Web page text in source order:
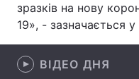
Лонгріди
зразків на нову
19», - зазначається у
ВІДЕО ДНЯ